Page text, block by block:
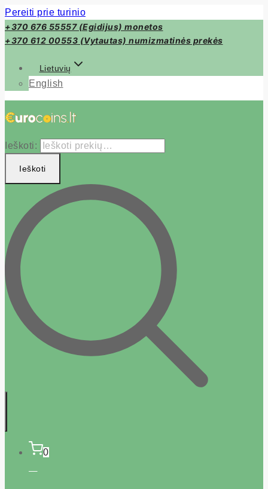
Pereiti prie turinio
+370 676 55557 (Egidijus) monetos
+370 612 00553 (Vytautas) numizmatinės prekės
Lietuvių
English
Ieškoti:
Ieškoti
0